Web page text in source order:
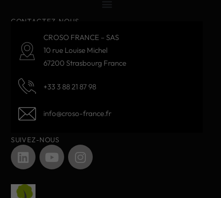
CONTACTEZ-NOUS
CROSO FRANCE – SAS
10 rue Louise Michel
67200 Strasbourg France
+33 3 88 21 87 98
info@croso-france.fr
SUIVEZ-NOUS